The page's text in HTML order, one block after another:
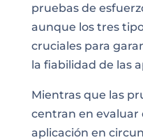
pruebas de
aunque los tres
cruciales para
la fiabilidad de las
Mientras que las
centran en
aplicación en